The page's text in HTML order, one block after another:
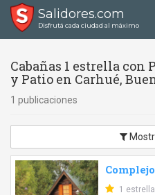
Salidores.com
Disfrutá cada ciudad al máximo
Cabañas 1 estrella
y Patio en Carhué,
1 publicaciones
1 estrella